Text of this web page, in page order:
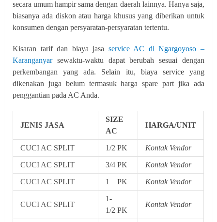
secara umum hampir sama dengan daerah lainnya. Hanya saja,
biasanya ada diskon atau harga khusus yang diberikan untuk
konsumen dengan persyaratan-persyaratan tertentu.
Kisaran tarif dan biaya jasa service AC di Ngargoyoso –
Karanganyarsewaktu-waktu dapat berubah sesuai dengan
perkembangan yang ada. Selain itu, biaya service yang
dikenakan juga belum termasuk harga spare part jika ada
penggantian pada AC Anda.
JENIS JASA
SIZE
AC
HARGA/UNIT
CUCI AC SPLIT 1/2 PK Kontak Vendor
CUCI AC SPLIT 3/4 PK Kontak Vendor
CUCI AC SPLIT 1 PK Kontak Vendor
CUCI AC SPLIT
1-
1/2 PK
Kontak Vendor